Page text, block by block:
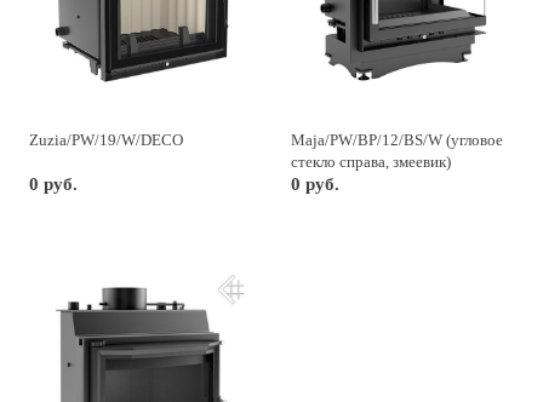
Zuzia/PW/19/W/DECO
0 руб.
Maja/PW/BP/12/BS/W (угловое
стекло справа, змеевик)
0 руб.